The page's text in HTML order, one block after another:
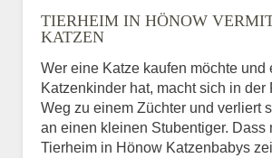
BILD HOCHLADEN
Vermisst seit
TIERHEIM IN HÖNOW
KATZEN
Wer eine Katze kaufen möchte und
Katzenkinder hat, macht sich in der
Weg zu einem Züchter und verliert
an einen kleinen Stubentiger. Dass
Tierheim in Hönow Katzenbabys